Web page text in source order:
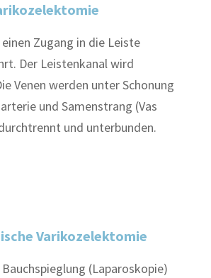
Zugang in die Leiste
Der Leistenkanal wird
Venen werden unter Schonung
und Samenstrang (Vas
und unterbunden.
Varikozelektomie
(Laparoskopie)